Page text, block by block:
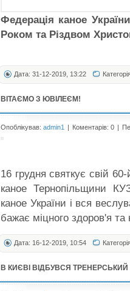
Федерація каное
Роком та Різдвом
Дата: 31-12-2019, 13:22
ВІТАЄМО З ЮВІЛЕЄМ!
Опоблікував: admin1 | Коментарів: 0 |
16 грудня святкує свій
каное Тернопільщини
каное України і вся
бажає міцного здоров'я
Дата: 16-12-2019, 10:54
В КИЄВІ ВІДБУВСЯ